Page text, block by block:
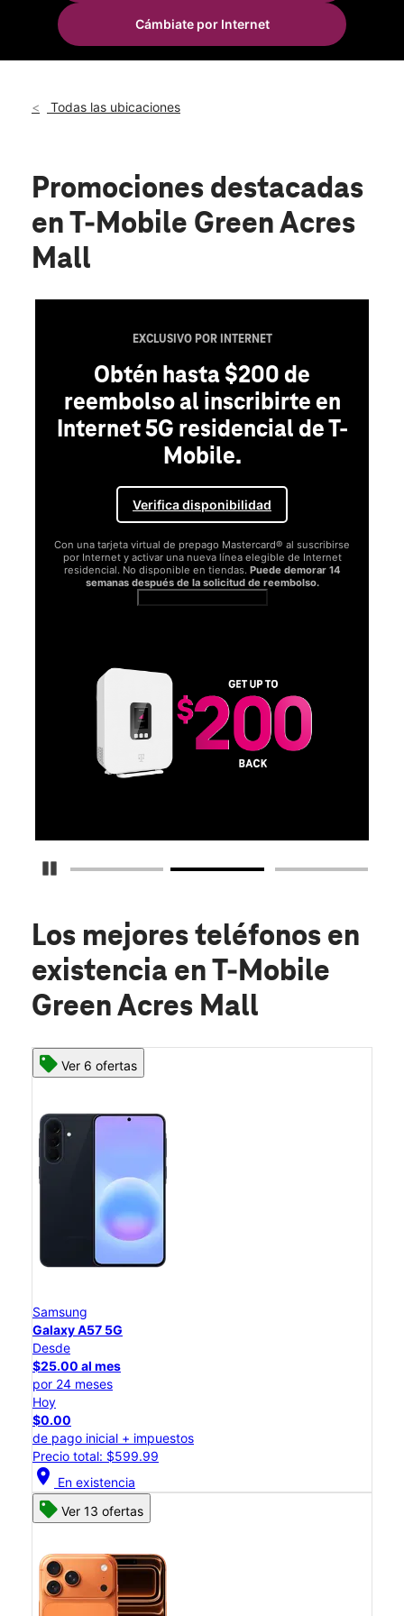
Mar.:
Mié.:
11:00 a.m. a 9:00 p.m.
2034 Green Acres Road Unit # 2209B Valley Stream, NY 11581
Cámbiate por Internet
Todas las ubicaciones
Promociones destacadas
en T-Mobile Green Acres
Mall
Detener carrusel
EXCLUSIVO POR INTERNET
Obtén hasta $200 de
reembolso al inscribirte en
Internet 5G residencial de T-
Mobile.
Verifica disponibilidad
Con una tarjeta virtual de prepago Mastercard® al suscribirse
por Internet y activar una nueva línea elegible de Internet
residencial. No disponible en tiendas. Puede demorar 14
semanas después de la solicitud de reembolso.
Los mejores teléfonos en
existencia en T-Mobile
Green Acres Mall
Ver 6 ofertas
Samsung
Galaxy A57 5G
Desde
$25.00 al mes
por 24 meses
Hoy
$0.00
de pago inicial + impuestos
Precio total: $599.99
location_on En existencia
Ver 13 ofertas